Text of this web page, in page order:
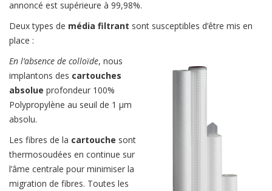
annoncé est supérieure à 99,98%.
Deux types de média filtrant sont susceptibles d’être mis en
place :
En l’absence de colloïde, nous
implantons des cartouches
absolue profondeur 100%
Polypropylène au seuil de 1 µm
absolu.
Les fibres de la cartouche sont
thermosoudées en continue sur
l’âme centrale pour minimiser la
migration de fibres. Toutes les